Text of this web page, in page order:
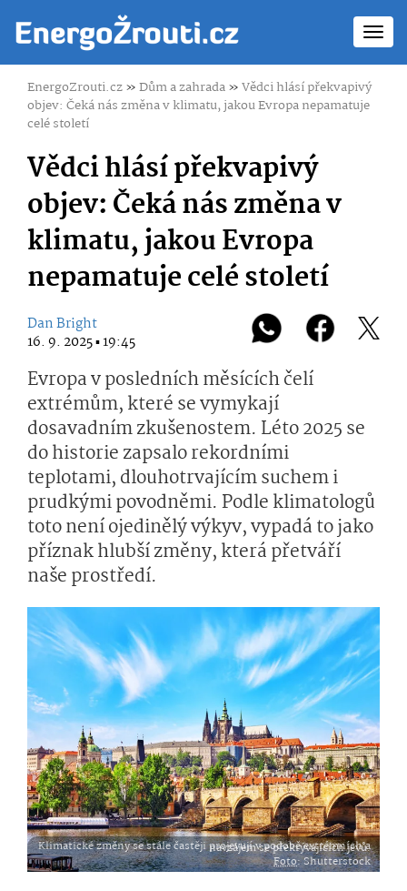
EnergoZrouti.cz»Dům a zahrada»Vědci hlásí překvapivý
objev: Čeká nás změna v klimatu, jakou Evropa nepamatuje
celé století
Vědci hlásí překvapivý
objev: Čeká nás změna v
klimatu, jakou Evropa
nepamatuje celé století
Dan Bright
16. 9. 2025 ▪ 19:45
Evropa v posledních měsících čelí
extrémům, které se vymykají
dosavadním zkušenostem. Léto 2025 se
do historie zapsalo rekordními
teplotami, dlouhotrvajícím suchem i
prudkými povodněmi. Podle klimatologů
toto není ojedinělý výkyv, vypadá to jako
příznak hlubší změny, která přetváří
naše prostředí.
Klimatické změny se stále častěji projevují v podobě extrémních a navzájem se překrývajících jevů.
Foto: Shutterstock